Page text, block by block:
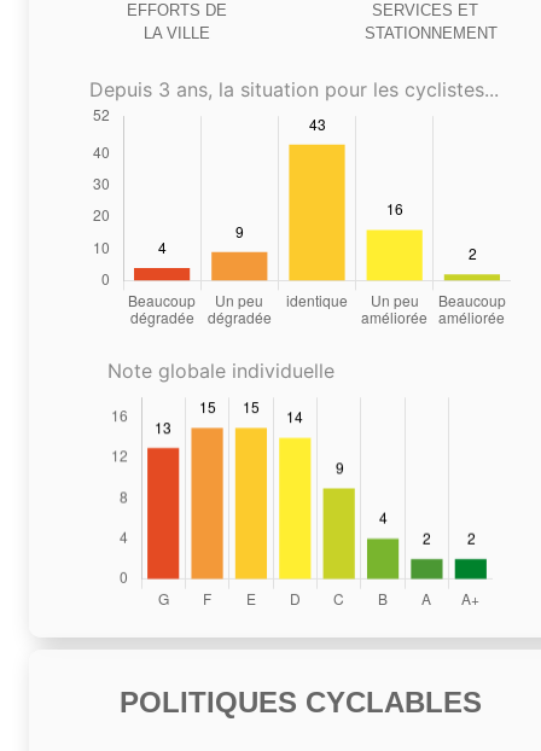
EFFORTS DE
LA VILLE
SERVICES ET
STATIONNEMENT
Depuis 3 ans, la situation pour les cyclistes...
Note globale individuelle
POLITIQUES CYCLABLES